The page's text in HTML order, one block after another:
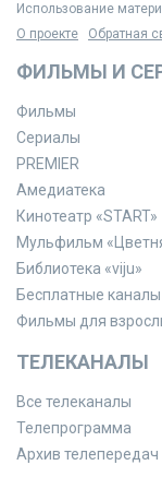
Использование
О проекте
Обратная
ФИЛЬМЫ И
Фильмы
Сериалы
PREMIER
Амедиатека
Кинотеатр «START»
Мульфильм
Библиотека «viju»
Бесплатные
Фильмы для
ТЕЛЕКАНАЛЫ
Все телеканалы
Телепрограмма
Архив телепередач